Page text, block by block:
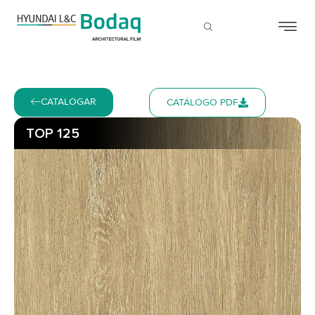
CATALOGAR CATÁLOGO PDF
TOP 125